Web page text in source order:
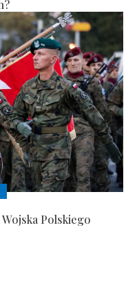
Polskiego